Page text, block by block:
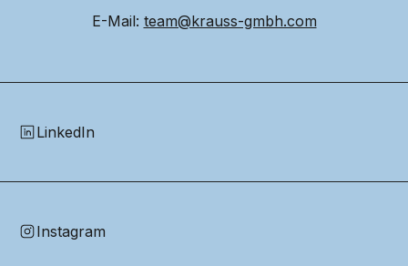
E-Mail: team@krauss-gmbh.com
LinkedIn
Instagram